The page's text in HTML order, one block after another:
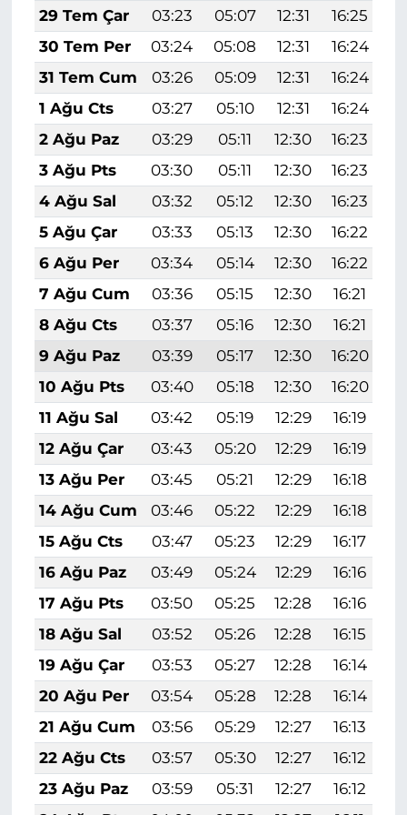
29 Tem Çar
03:23 05:07 12:31 16:25
30 Tem Per
03:24 05:08 12:31 16:24
31 Tem Cum
03:26 05:09 12:31 16:24
1 Ağu Cts
03:27 05:10 12:31 16:24
2 Ağu Paz
03:29 05:11 12:30 16:23
3 Ağu Pts
03:30 05:11 12:30 16:23
4 Ağu Sal
03:32 05:12 12:30 16:23
5 Ağu Çar
03:33 05:13 12:30 16:22
6 Ağu Per
03:34 05:14 12:30 16:22
7 Ağu Cum
03:36 05:15 12:30 16:21
8 Ağu Cts
03:37 05:16 12:30 16:21
9 Ağu Paz
03:39 05:17 12:30 16:20
10 Ağu Pts
03:40 05:18 12:30 16:20
11 Ağu Sal
03:42 05:19 12:29 16:19
12 Ağu Çar
03:43 05:20 12:29 16:19
13 Ağu Per
03:45 05:21 12:29 16:18
14 Ağu Cum
03:46 05:22 12:29 16:18
15 Ağu Cts
03:47 05:23 12:29 16:17
16 Ağu Paz
03:49 05:24 12:29 16:16
17 Ağu Pts
03:50 05:25 12:28 16:16
18 Ağu Sal
03:52 05:26 12:28 16:15
19 Ağu Çar
03:53 05:27 12:28 16:14
20 Ağu Per
03:54 05:28 12:28 16:14
21 Ağu Cum
03:56 05:29 12:27 16:13
22 Ağu Cts
03:57 05:30 12:27 16:12
23 Ağu Paz
03:59 05:31 12:27 16:12